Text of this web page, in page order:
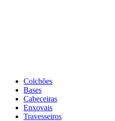
Colchões
Bases
Cabeceiras
Enxovais
Travesseiros